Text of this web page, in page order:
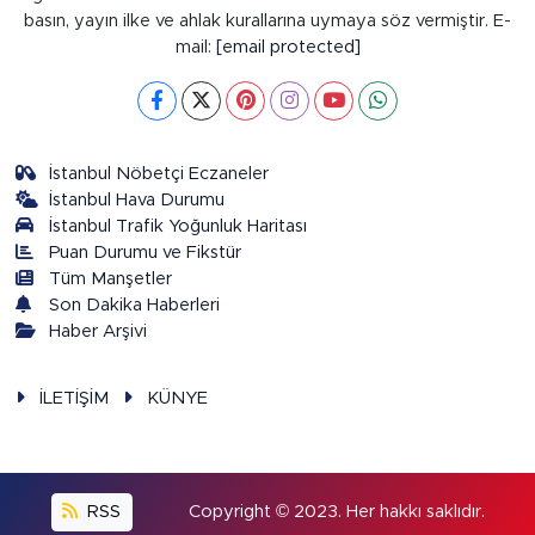
basın, yayın ilke ve ahlak kurallarına uymaya söz vermiştir. E-
mail: [email protected]
İstanbul Nöbetçi Eczaneler
İstanbul Hava Durumu
İstanbul Trafik Yoğunluk Haritası
Puan Durumu ve Fikstür
Tüm Manşetler
Son Dakika Haberleri
Haber Arşivi
İLETİŞİM KÜNYE
RSS Copyright © 2023. Her hakkı saklıdır.